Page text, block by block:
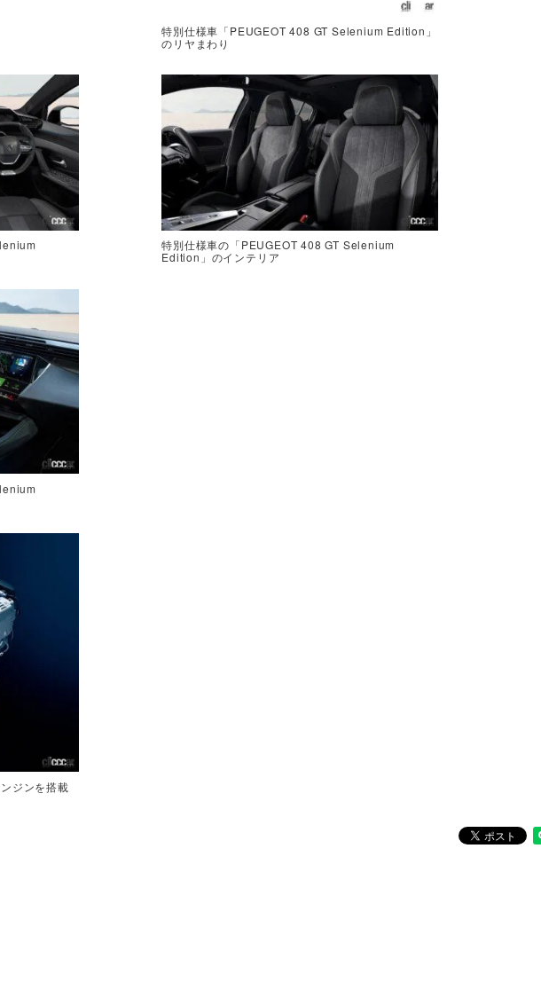
特別仕様車「PEUGEOT 408 GT Selenium Edition」
のリヤまわり
特別仕様車の「PEUGEOT 408 GT Selenium
Edition」のインテリア
ジンを搭載